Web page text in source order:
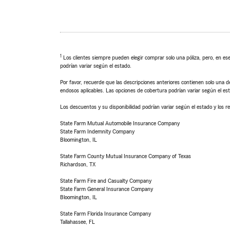
1 Los clientes siempre pueden elegir comprar solo una póliza, pero, en
podrían variar según el estado.
Por favor, recuerde que las descripciones anteriores contienen solo una
endosos aplicables. Las opciones de cobertura podrían variar según el
Los descuentos y su disponibilidad podrían variar según el estado y los
State Farm Mutual Automobile Insurance Company
State Farm Indemnity Company
Bloomington, IL
State Farm County Mutual Insurance Company of Texas
Richardson, TX
State Farm Fire and Casualty Company
State Farm General Insurance Company
Bloomington, IL
State Farm Florida Insurance Company
Tallahassee, FL